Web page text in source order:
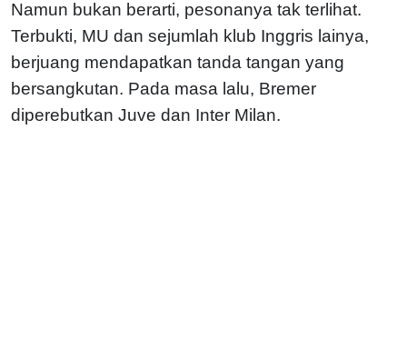
Namun bukan berarti, pesonanya tak terlihat.
Terbukti, MU dan sejumlah klub Inggris lainya,
berjuang mendapatkan tanda tangan yang
bersangkutan. Pada masa lalu, Bremer
diperebutkan Juve dan Inter Milan.